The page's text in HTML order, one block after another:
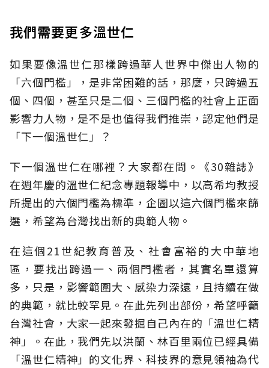
我們需要更多溫世仁
如果要像溫世仁那樣跨過華人世界中傑出人物的
「六個門檻」，是非常困難的話，那麼，只跨過五
個、四個，甚至只是二個、三個門檻的社會上正面
影響力人物，是不是也值得我們推崇，認定他們是
「下一個溫世仁」？
下一個溫世仁在哪裡？大家都在問。《30雜誌》
在週年慶的溫世仁紀念專題報導中，以高希均教授
所提出的六個門檻為標準，企圖以這六個門檻來篩
選，希望為台灣找出新的典範人物。
在這個21世紀教育普及、社會富裕的大中華地
區，要找出跨過一、兩個門檻者，其實名單還算
多，只是，影響範圍大、感染力深遠，且持續在做
的典範，就比較罕見。在此先列出部份，希望呼籲
台灣社會，大家一起來發掘自己內在的「溫世仁精
神」。在此，我們先以洪蘭、林百里兩位已經具備
「溫世仁精神」的文化界、科技界的意見領袖為代